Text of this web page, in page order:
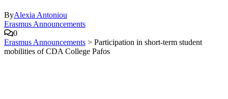
ByAlexia Antoniou
Erasmus Announcements
0
Erasmus Announcements > Participation in short-term student
mobilities of CDA College Pafos